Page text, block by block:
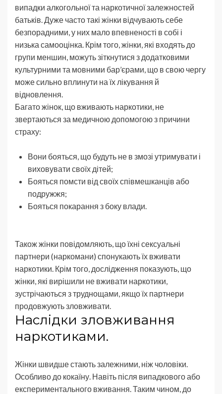
випадки алкогольної та наркотичної залежностей
батьків. Дуже часто такі жінки відчувають себе
безпорадними, у них мало впевненості в собі і
низька самооцінка. Крім того, жінки, які входять до
групи меншин, можуть зіткнутися з додатковими
культурними та мовними бар’єрами, що в свою чергу
може сильно вплинути на їх лікування й
відновлення.
Багато жінок, що вживають наркотики, не
звертаються за медичною допомогою з причини
страху:
Вони бояться, що будуть не в змозі утримувати і
виховувати своїх дітей;
Бояться помсти від своїх співмешканців або
подружжя;
Бояться покарання з боку влади.
Також жінки повідомляють, що їхні сексуальні
партнери (наркомани) спонукають їх вживати
наркотики. Крім того, дослідження показують, що
жінки, які вирішили не вживати наркотики,
зустрічаються з труднощами, якщо їх партнери
продовжують зловживати.
Наслідки зловживання
наркотиками.
Жінки швидше стають залежними, ніж чоловіки.
Особливо до кокаїну. Навіть після випадкового або
експериментального вживання. Таким чином, до